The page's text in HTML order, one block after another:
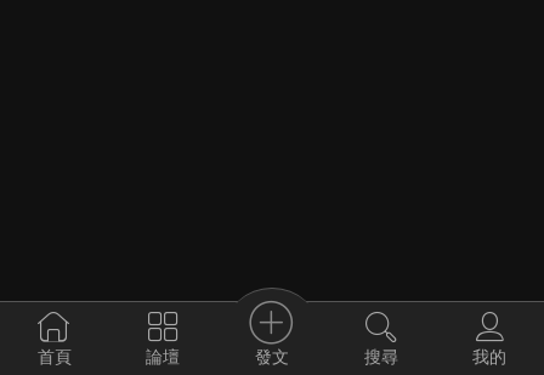
首頁 論壇 發文 搜尋 我的